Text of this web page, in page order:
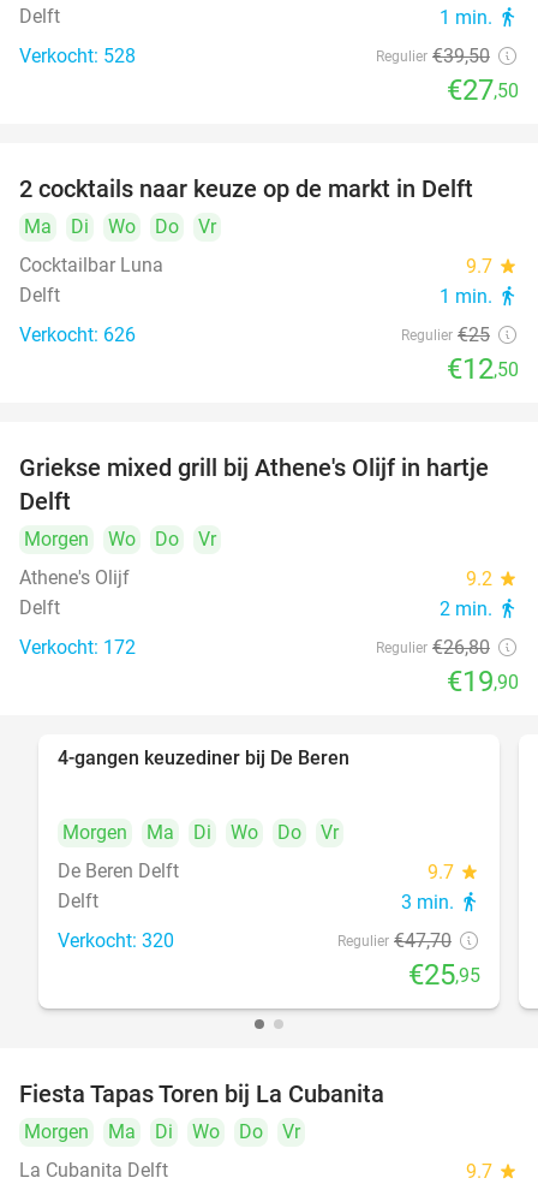
Delft 1 min. directions_walk
Verkocht: 528 Regulier €39,50
€27,50
50%
2 cocktails naar keuze op de markt in Delft
Ma Di Wo Do
Vr
Cocktailbar Luna
9.7 star
Delft 1 min. directions_walk
Verkocht: 626 Regulier €25
€12,50
26%
Griekse mixed grill bij Athene's Olijf in hartje
Delft
Morgen Wo Do
Vr
Athene's Olijf
9.2 star
Delft 2 min. directions_walk
Verkocht: 172 Regulier €26,80
€19,90
4-gangen keuzediner bij De Beren
Morgen Ma Di Wo Do
Vr
De Beren Delft
9.7 star
Delft 3 min. directions_walk
Verkocht: 320 Regulier €47,70
€25,95
Fiesta Tapas Toren bij La Cubanita
Morgen Ma Di Wo Do
Vr
La Cubanita Delft
9.7 star